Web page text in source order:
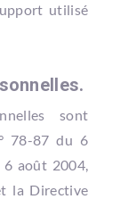
utilisé
sont
78-87 du 6
6 août 2004,
la Directive